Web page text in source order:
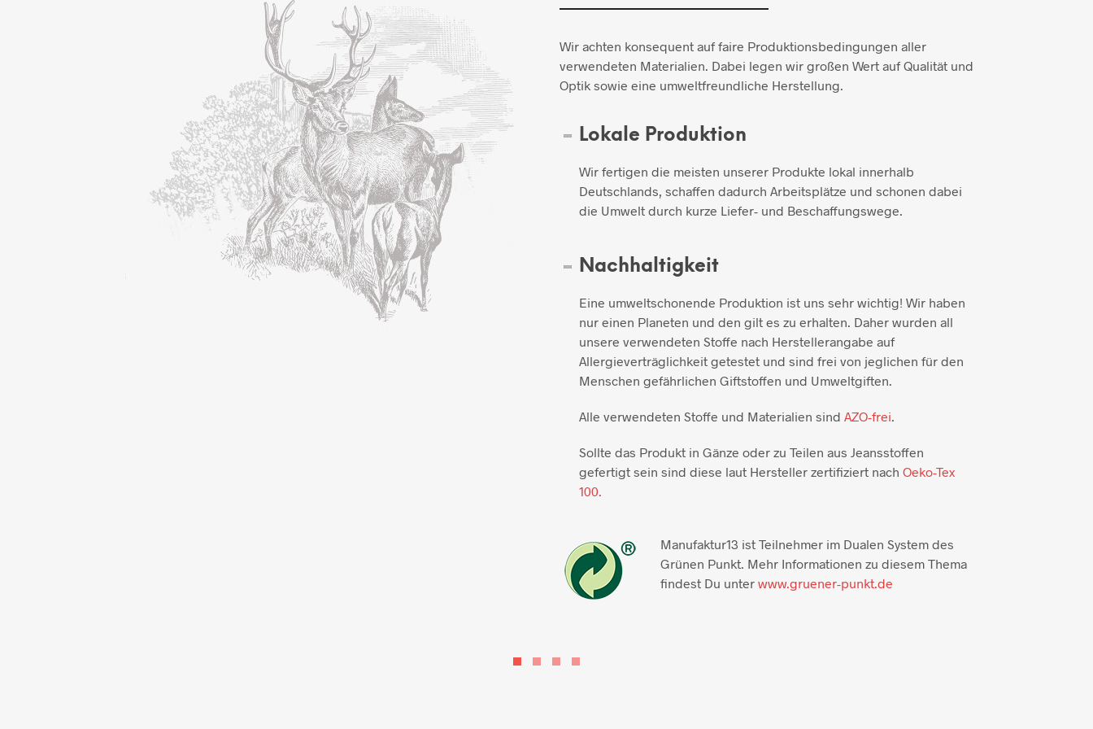
Wir achten konsequent auf faire Produktionsbedingungen aller
verwendeten Materialien. Dabei legen wir großen Wert auf Qualität und
Optik sowie eine umweltfreundliche Herstellung.
Lokale Produktion
Wir fertigen die meisten unserer Produkte lokal innerhalb
Deutschlands, schaffen dadurch Arbeitsplätze und schonen dabei
die Umwelt durch kurze Liefer- und Beschaffungswege.
Nachhaltigkeit
Eine umweltschonende Produktion ist uns sehr wichtig! Wir haben
nur einen Planeten und den gilt es zu erhalten. Daher wurden all
unsere verwendeten Stoffe nach Herstellerangabe auf
Allergieverträglichkeit getestet und sind frei von jeglichen für den
Menschen gefährlichen Giftstoffen und Umweltgiften.
Alle verwendeten Stoffe und Materialien sind AZO-frei
Sollte das Produkt in Gänze oder zu Teilen aus Jeansstoffen
gefertigt sein sind diese laut Hersteller zertifiziert nachOeko-Tex
100.
Manufaktur13 ist Teilnehmer im Dualen System des
Grünen Punkt. Mehr Informationen zu diesem Thema
findest Du unter www.gruener-punkt.de